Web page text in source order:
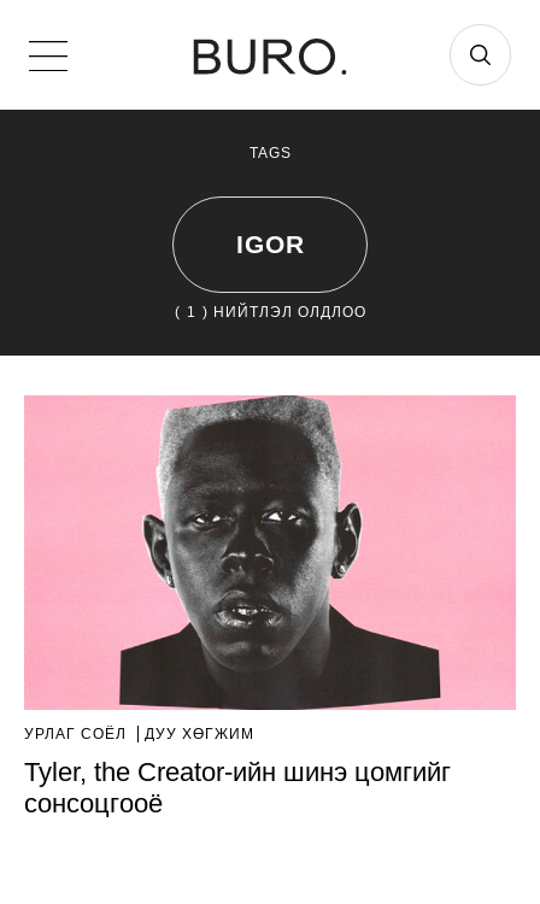
TAGS
IGOR
( 1 ) НИЙТЛЭЛ ОЛДЛОО
УРЛАГ СОЁЛ ДУУ ХӨГЖИМ
Tyler, the Creator-ийн шинэ цомгийг
сонсоцгооё